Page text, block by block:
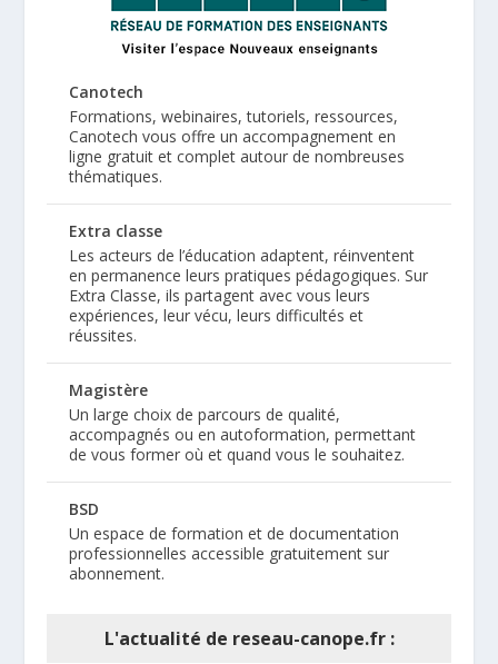
Canotech
Formations, webinaires, tutoriels, ressources,
Canotech vous offre un accompagnement en
ligne gratuit et complet autour de nombreuses
thématiques.
Extra classe
Les acteurs de l’éducation adaptent, réinventent
en permanence leurs pratiques pédagogiques. Sur
Extra Classe, ils partagent avec vous leurs
expériences, leur vécu, leurs difficultés et
réussites.
Magistère
Un large choix de parcours de qualité,
accompagnés ou en autoformation, permettant
de vous former où et quand vous le souhaitez.
BSD
Un espace de formation et de documentation
professionnelles accessible gratuitement sur
abonnement.
L'actualité de reseau-canope.fr :